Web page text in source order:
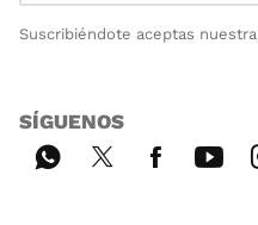
Suscribiéndote aceptas nuestra
SÍGUENOS